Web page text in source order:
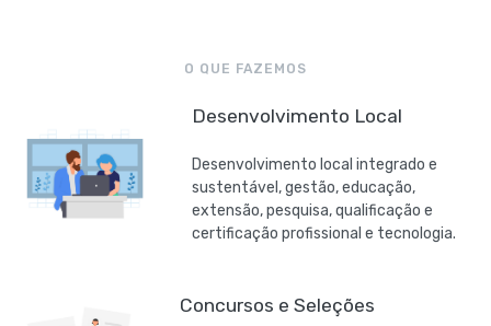
O QUE FAZEMOS
Desenvolvimento Local
Desenvolvimento local integrado e
sustentável, gestão, educação,
extensão, pesquisa, qualificação e
certificação profissional e tecnologia.
Concursos e Seleções